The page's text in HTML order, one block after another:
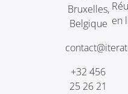
Bruxelles,
Belgique
+32 456
25 26 21
en